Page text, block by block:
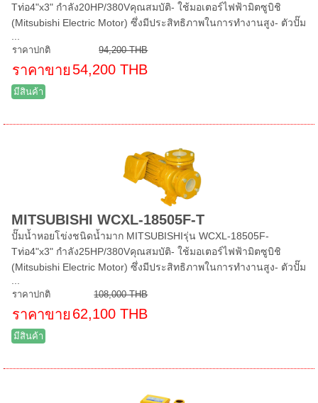
Tท่อ4"x3" กำลัง20HP/380Vคุณสมบัติ- ใช้มอเตอร์ไฟฟ้ามิตซูบิชิ
(Mitsubishi Electric Motor) ซึ่งมีประสิทธิภาพในการทำงานสูง- ตัวปั๊ม
ราคาปกติ 94,200 THB
ราคาขาย 54,200 THB
มีสินค้า
MITSUBISHI WCXL-18505F-T
ปั๊มน้ำหอยโข่งชนิดน้ำมาก MITSUBISHIรุ่น WCXL-18505F-
Tท่อ4"x3" กำลัง25HP/380Vคุณสมบัติ- ใช้มอเตอร์ไฟฟ้ามิตซูบิชิ
(Mitsubishi Electric Motor) ซึ่งมีประสิทธิภาพในการทำงานสูง- ตัวปั๊ม
ราคาปกติ 108,000 THB
ราคาขาย 62,100 THB
มีสินค้า